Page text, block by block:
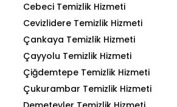
Cebeci Temizlik Hizmeti
Cevizlidere Temizlik Hizmeti
Çankaya Temizlik Hizmeti
Çayyolu Temizlik Hizmeti
Çiğdemtepe Temizlik Hizmeti
Çukurambar Temizlik Hizmeti